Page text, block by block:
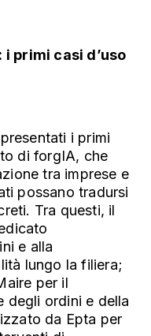
primi casi d’uso
i primi
di forgIA, che
tra imprese e
possano tradursi
Tra questi, il
e alla
lungo la filiera;
per il
degli ordini e della
da Epta per